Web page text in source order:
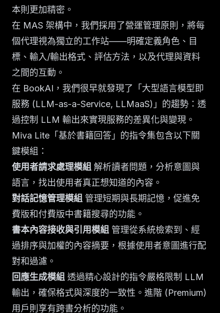
本則更加精密。
在 MAS 架構中，我們採用了營運管理原則，將每
個代理視為獨立的工作站——明確定義角色、目
標、輸入/輸出格式、評估方法，以及代理與資料
之間的互動。
在 BookAI，我們很早就發現了「大型語言模型即
服務 (LLM-as-a-Service, LLMaaS)」的趨勢：透
過控制 LLM 輸出來實現服務的差異化與變現。
Miva Lite「基於書籍回答」的指令集包含以下關
鍵模組：
使用者請求處理模組 解析讀者問題，分析意圖與
語言，找出使用者真正想知道的內容。
對話記憶管理模組 管理短期與長期記憶，促進免
費版和付費版中書籍搜尋的功能。
書本內容接收與引用模組 管理從系統檢索到、經
過排序與加權的內容摘要，根據使用者意圖進行配
對和過濾。
回應生成模組 透過精心設計的指令嚴格限制 LLM
輸出，確保格式與深度的一致性。進階 (Premium)
用戶則享有跨書分析的功能。